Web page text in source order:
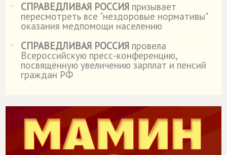
˙
СПРАВЕДЛИВАЯ РОССИЯ призывает
пересмотреть все "нездоровые нормативы"
оказания медпомощи населению
˙
СПРАВЕДЛИВАЯ РОССИЯ провела
Всероссийскую пресс-конференцию,
посвящённую увеличению зарплат и пенсий
граждан РФ